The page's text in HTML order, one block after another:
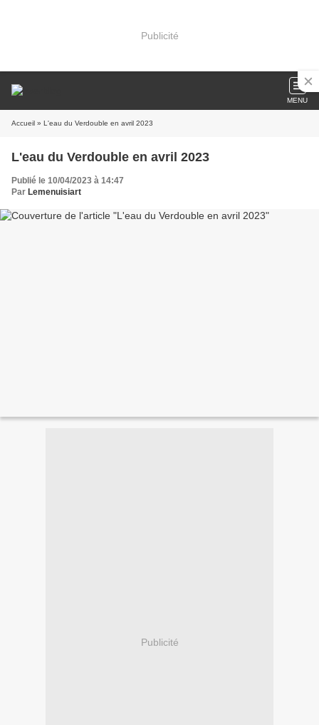
Publicité
MENU
Accueil » L'eau du Verdouble en avril 2023
L'eau du Verdouble en avril 2023
Publié le 10/04/2023 à 14:47
Par Lemenuisiart
Publicité